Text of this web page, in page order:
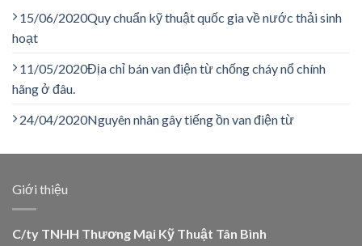
15/06/2020Quy chuẩn kỹ thuật quốc gia về nước thải sinh
hoạt
11/05/2020Địa chỉ bán van điện từ chống cháy nổ chính
hãng ở đâu.
24/04/2020Nguyên nhân gây tiếng ồn van điện từ
Giới thiệu
C/ty TNHH Thương Mại Kỹ Thuật Tân Bình